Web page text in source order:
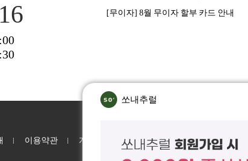
[무이자] 8월 무이자 할부 카드 안내
이용약관 개인정보처리방침 회사위치
쏘내추럴